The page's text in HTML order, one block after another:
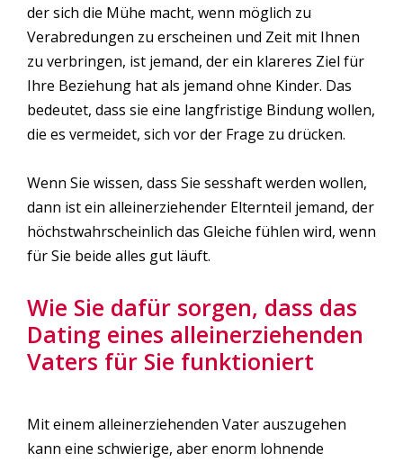
der sich die Mühe macht, wenn möglich zu
Verabredungen zu erscheinen und Zeit mit Ihnen
zu verbringen, ist jemand, der ein klareres Ziel für
Ihre Beziehung hat als jemand ohne Kinder. Das
bedeutet, dass sie eine langfristige Bindung wollen,
die es vermeidet, sich vor der Frage zu drücken.
Wenn Sie wissen, dass Sie sesshaft werden wollen,
dann ist ein alleinerziehender Elternteil jemand, der
höchstwahrscheinlich das Gleiche fühlen wird, wenn
für Sie beide alles gut läuft.
Wie Sie dafür sorgen, dass das
Dating eines alleinerziehenden
Vaters für Sie funktioniert
Mit einem alleinerziehenden Vater auszugehen
kann eine schwierige, aber enorm lohnende